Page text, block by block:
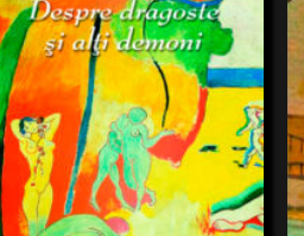
In 1942, intr-o manastire din america latina